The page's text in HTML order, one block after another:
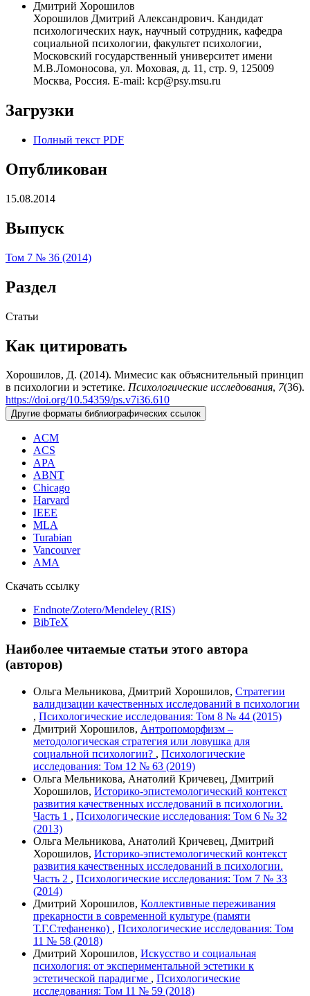
Дмитрий Хорошилов
Хорошилов Дмитрий Александрович. Кандидат
психологических наук, научный сотрудник, кафедра
социальной психологии, факультет психологии,
Московский государственный университет имени
М.В.Ломоносова, ул. Моховая, д. 11, стр. 9, 125009
Москва, Россия. E-mail: kcp@psy.msu.ru
Загрузки
Полный текст PDF
Опубликован
15.08.2014
Выпуск
Том 7 № 36 (2014)
Раздел
Статьи
Как цитировать
Хорошилов, Д. (2014). Мимесис как объяснительный принцип
в психологии и эстетике. Психологические исследования, 7(36).
https://doi.org/10.54359/ps.v7i36.610
Другие форматы библиографических ссылок
ACM
ACS
APA
ABNT
Chicago
Harvard
IEEE
MLA
Turabian
Vancouver
AMA
Скачать ссылку
Endnote/Zotero/Mendeley (RIS)
BibTeX
Наиболее читаемые статьи этого автора
(авторов)
Ольга Мельникова, Дмитрий Хорошилов, Стратегии
валидизации качественных исследований в психологии
, Психологические исследования: Том 8 № 44 (2015)
Дмитрий Хорошилов, Антропоморфизм –
методологическая стратегия или ловушка для
социальной психологии? , Психологические
исследования: Том 12 № 63 (2019)
Ольга Мельникова, Анатолий Кричевец, Дмитрий
Хорошилов, Историко-эпистемологический контекст
развития качественных исследований в психологии.
Часть 1 , Психологические исследования: Том 6 № 32
(2013)
Ольга Мельникова, Анатолий Кричевец, Дмитрий
Хорошилов, Историко-эпистемологический контекст
развития качественных исследований в психологии.
Часть 2 , Психологические исследования: Том 7 № 33
(2014)
Дмитрий Хорошилов, Коллективные переживания
прекарности в современной культуре (памяти
Т.Г.Стефаненко) , Психологические исследования: Том
11 № 58 (2018)
Дмитрий Хорошилов, Искусство и социальная
психология: от экспериментальной эстетики к
эстетической парадигме , Психологические
исследования: Том 11 № 59 (2018)